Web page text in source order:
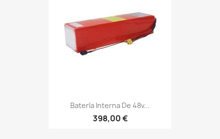
Batería Interna De 48v...
398,00 €